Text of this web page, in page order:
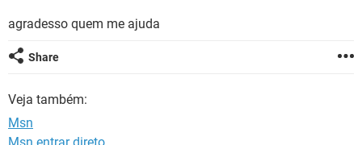
INSTAGRAM
GUIA DE COMPRAS
agradesso quem me ajuda
Share
Veja também:
Msn